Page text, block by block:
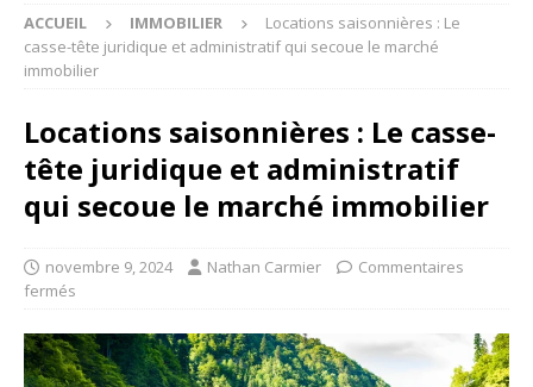
ACCUEIL IMMOBILIER
Locations saisonnières : Le
casse-tête juridique et administratif qui secoue le marché
immobilier
Locations saisonnières : Le casse-
tête juridique et administratif
qui secoue le marché immobilier
novembre 9, 2024 Nathan Carmier
Commentaires
fermés